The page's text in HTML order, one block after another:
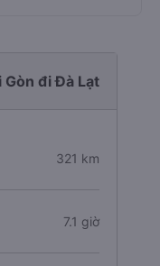
đi Đà Lạt
321 km
7.1 giờ